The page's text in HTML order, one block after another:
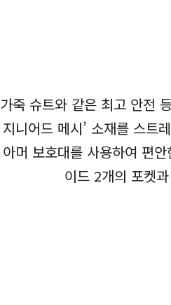
가죽 슈트와 같은 최고 안전
지니어드 메시’ 소재를 스트
아머 보호대를 사용하여 편
이드 2개의 포켓